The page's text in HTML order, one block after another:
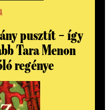
pusztít – így
Tara Menon
regénye